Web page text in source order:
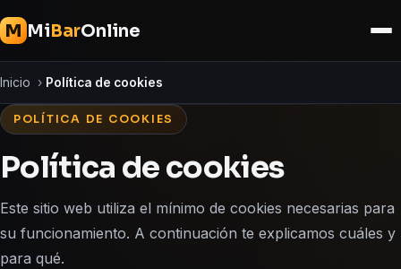
M MiBarOnline
Inicio › Política de cookies
POLÍTICA DE COOKIES
Política de cookies
Este sitio web utiliza el mínimo de cookies necesarias para
su funcionamiento. A continuación te explicamos cuáles y
para qué.